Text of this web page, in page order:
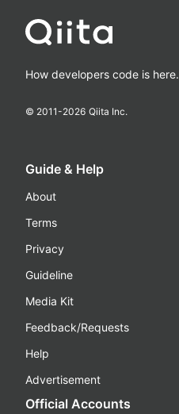
How developers code is here.
© 2011-2026 Qiita Inc.
Guide & Help
About
Terms
Privacy
Guideline
Media Kit
Feedback/Requests
Help
Advertisement
Official Accounts